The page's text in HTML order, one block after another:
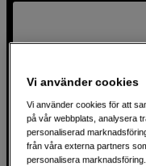
Vi använder cookies
Vi använder cookies för att
på vår webbplats, analysera
personaliserad
från våra externa partners
personalisera